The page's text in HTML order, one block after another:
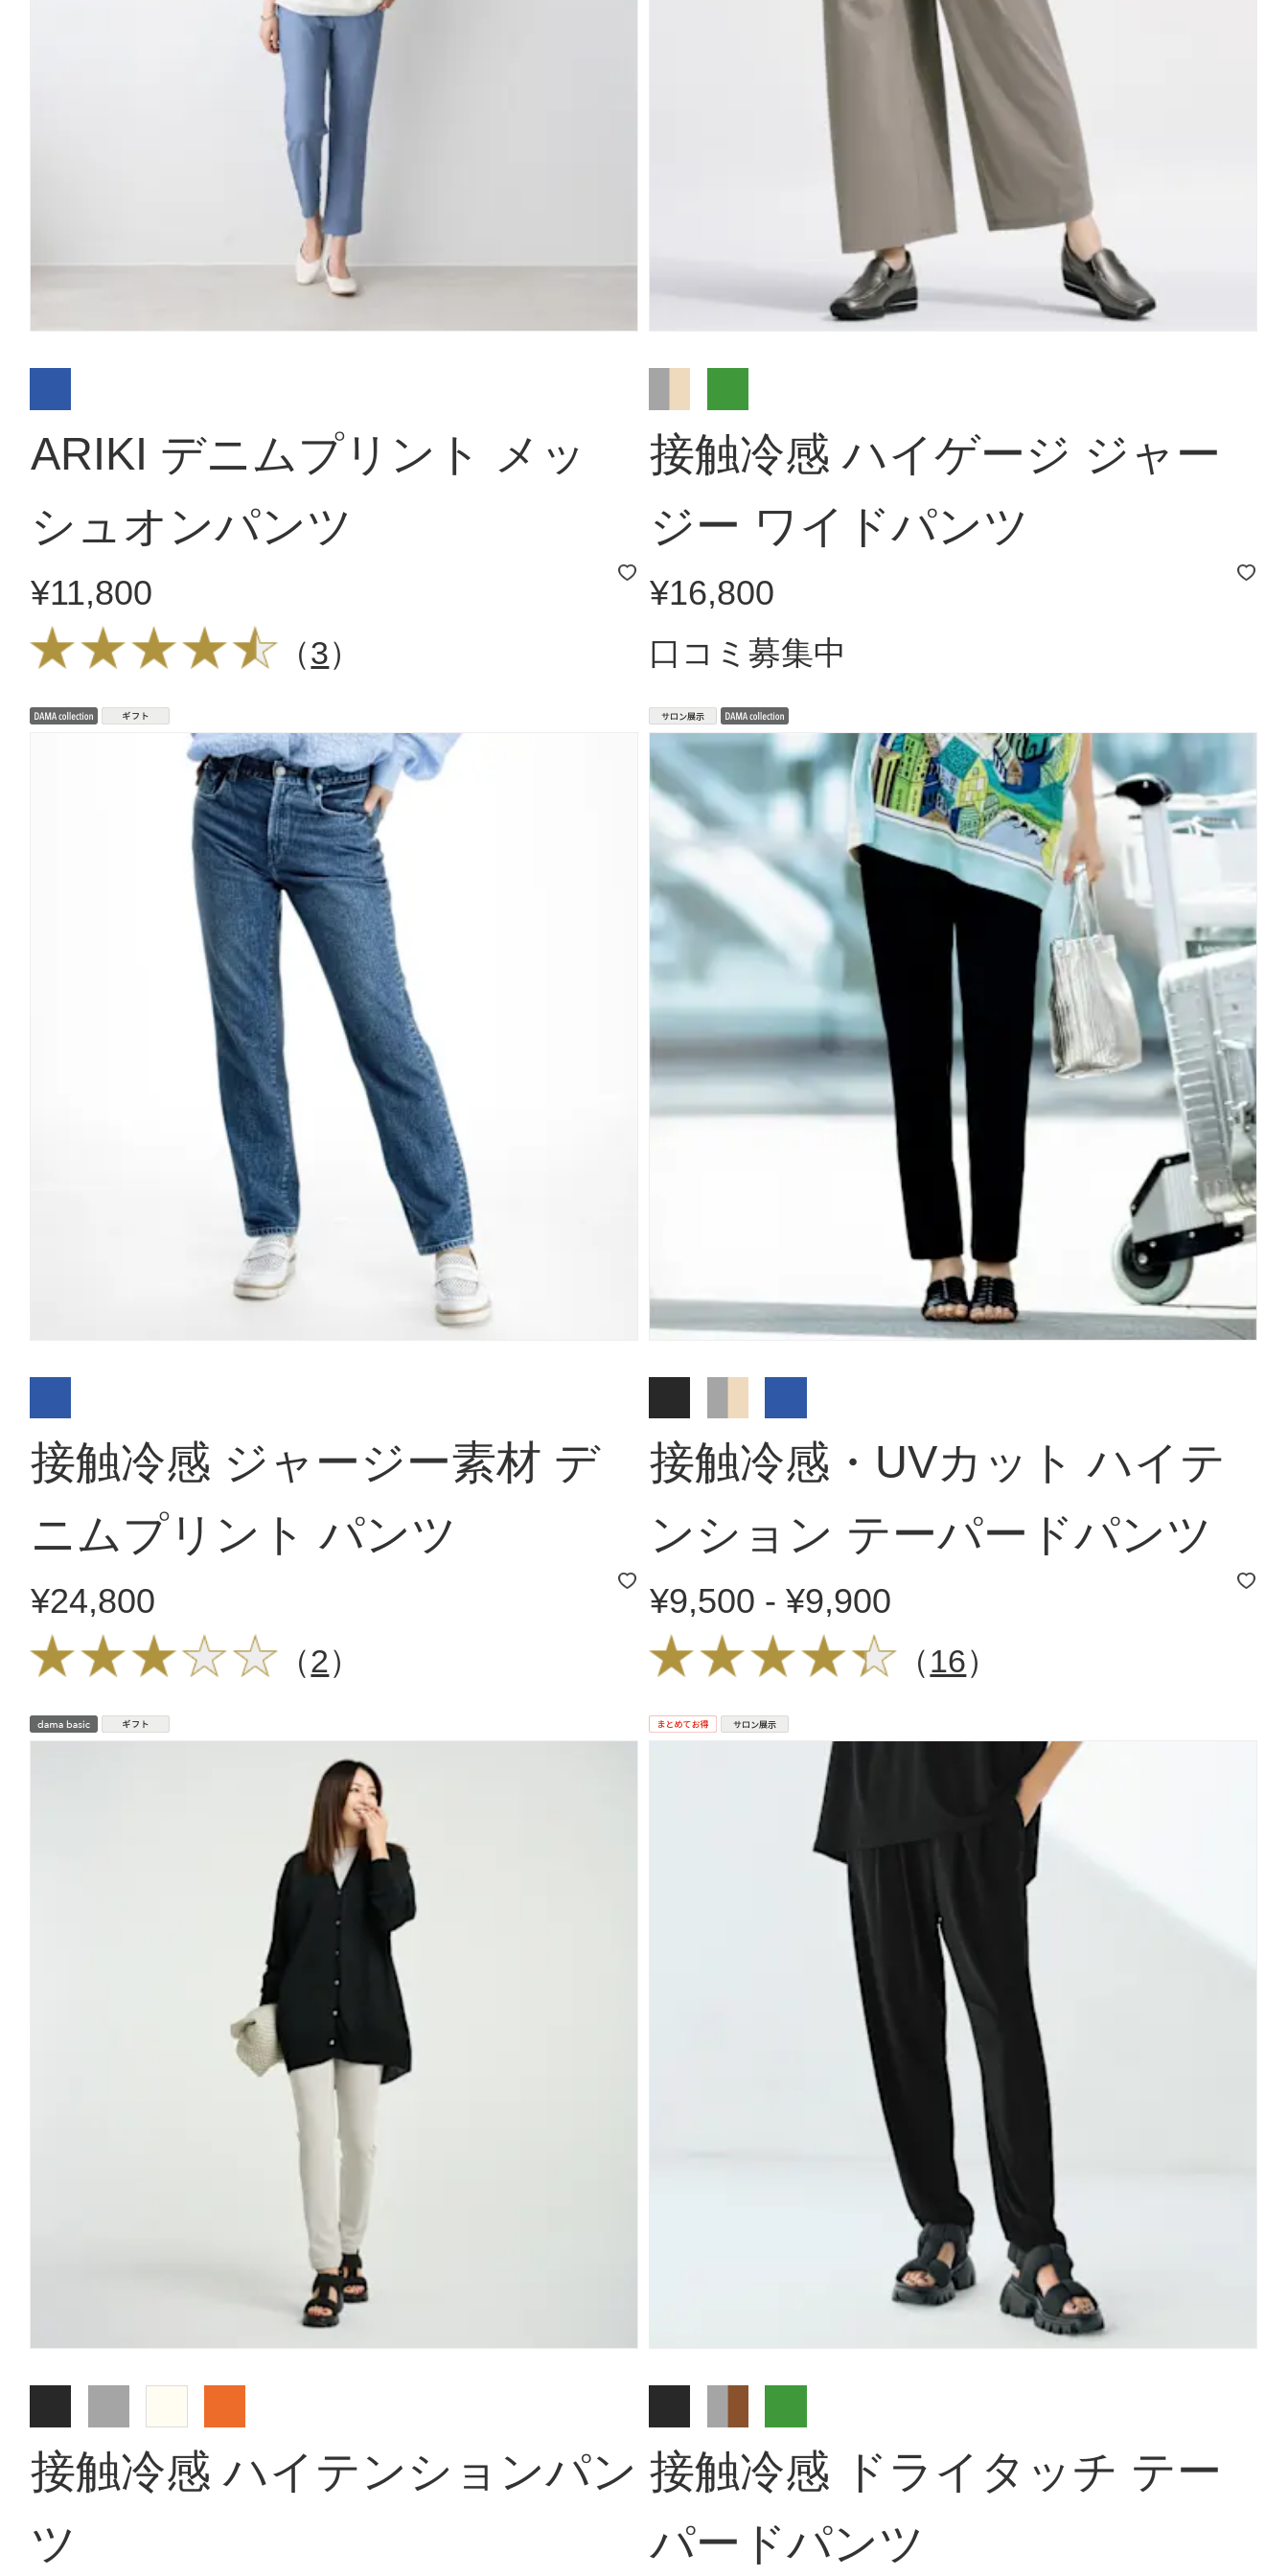
ARIKI デニムプリント メッ
シュオンパンツ
¥11,800
（3）
接触冷感 ハイゲージ ジャー
ジー ワイドパンツ
¥16,800
口コミ募集中
接触冷感 ジャージー素材 デ
ニムプリント パンツ
¥24,800
（2）
接触冷感・UVカット ハイテ
ンション テーパードパンツ
¥9,500 - ¥9,900
（16）
接触冷感 ハイテンションパン
ツ
接触冷感 ドライタッチ テー
パードパンツ